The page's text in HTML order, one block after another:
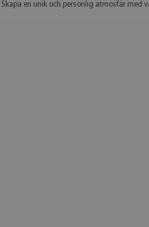
Skapa en unik och personlig atmosfär med